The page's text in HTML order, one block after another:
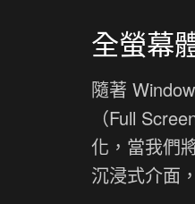
全螢幕
隨著
（Full
化，當我們
沉浸式介面